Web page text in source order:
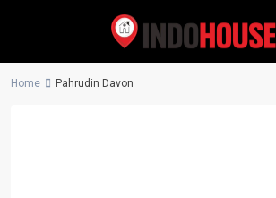
Home Pahrudin Davon